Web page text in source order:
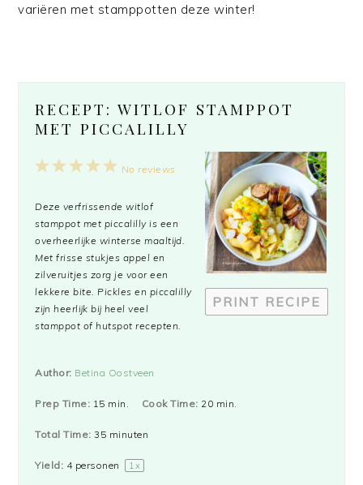
variëren met stamppotten deze winter!
RECEPT: WITLOF STAMPPOT
MET PICCALILLY
PRINT RECIPE
5
4
3
2
1
No reviews
Deze verfrissende witlof
stamppot met piccalilly is een
overheerlijke winterse maaltijd.
Met frisse stukjes appel en
zilveruitjes zorg je voor een
lekkere bite. Pickles en piccalilly
zijn heerlijk bij heel veel
stamppot of hutspot recepten.
Author: Betina Oostveen
Prep Time: 15 min. Cook Time: 20 min.
Total Time: 35 minuten
Yield: 4personen 1x